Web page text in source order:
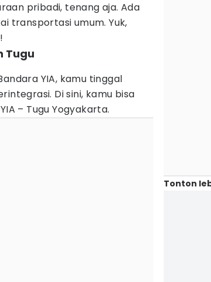
pribadi, tenang aja. Ada
transportasi umum. Yuk,
Tugu
YIA, kamu tinggal
Di sini, kamu bisa
– Tugu Yogyakarta.
Tonton